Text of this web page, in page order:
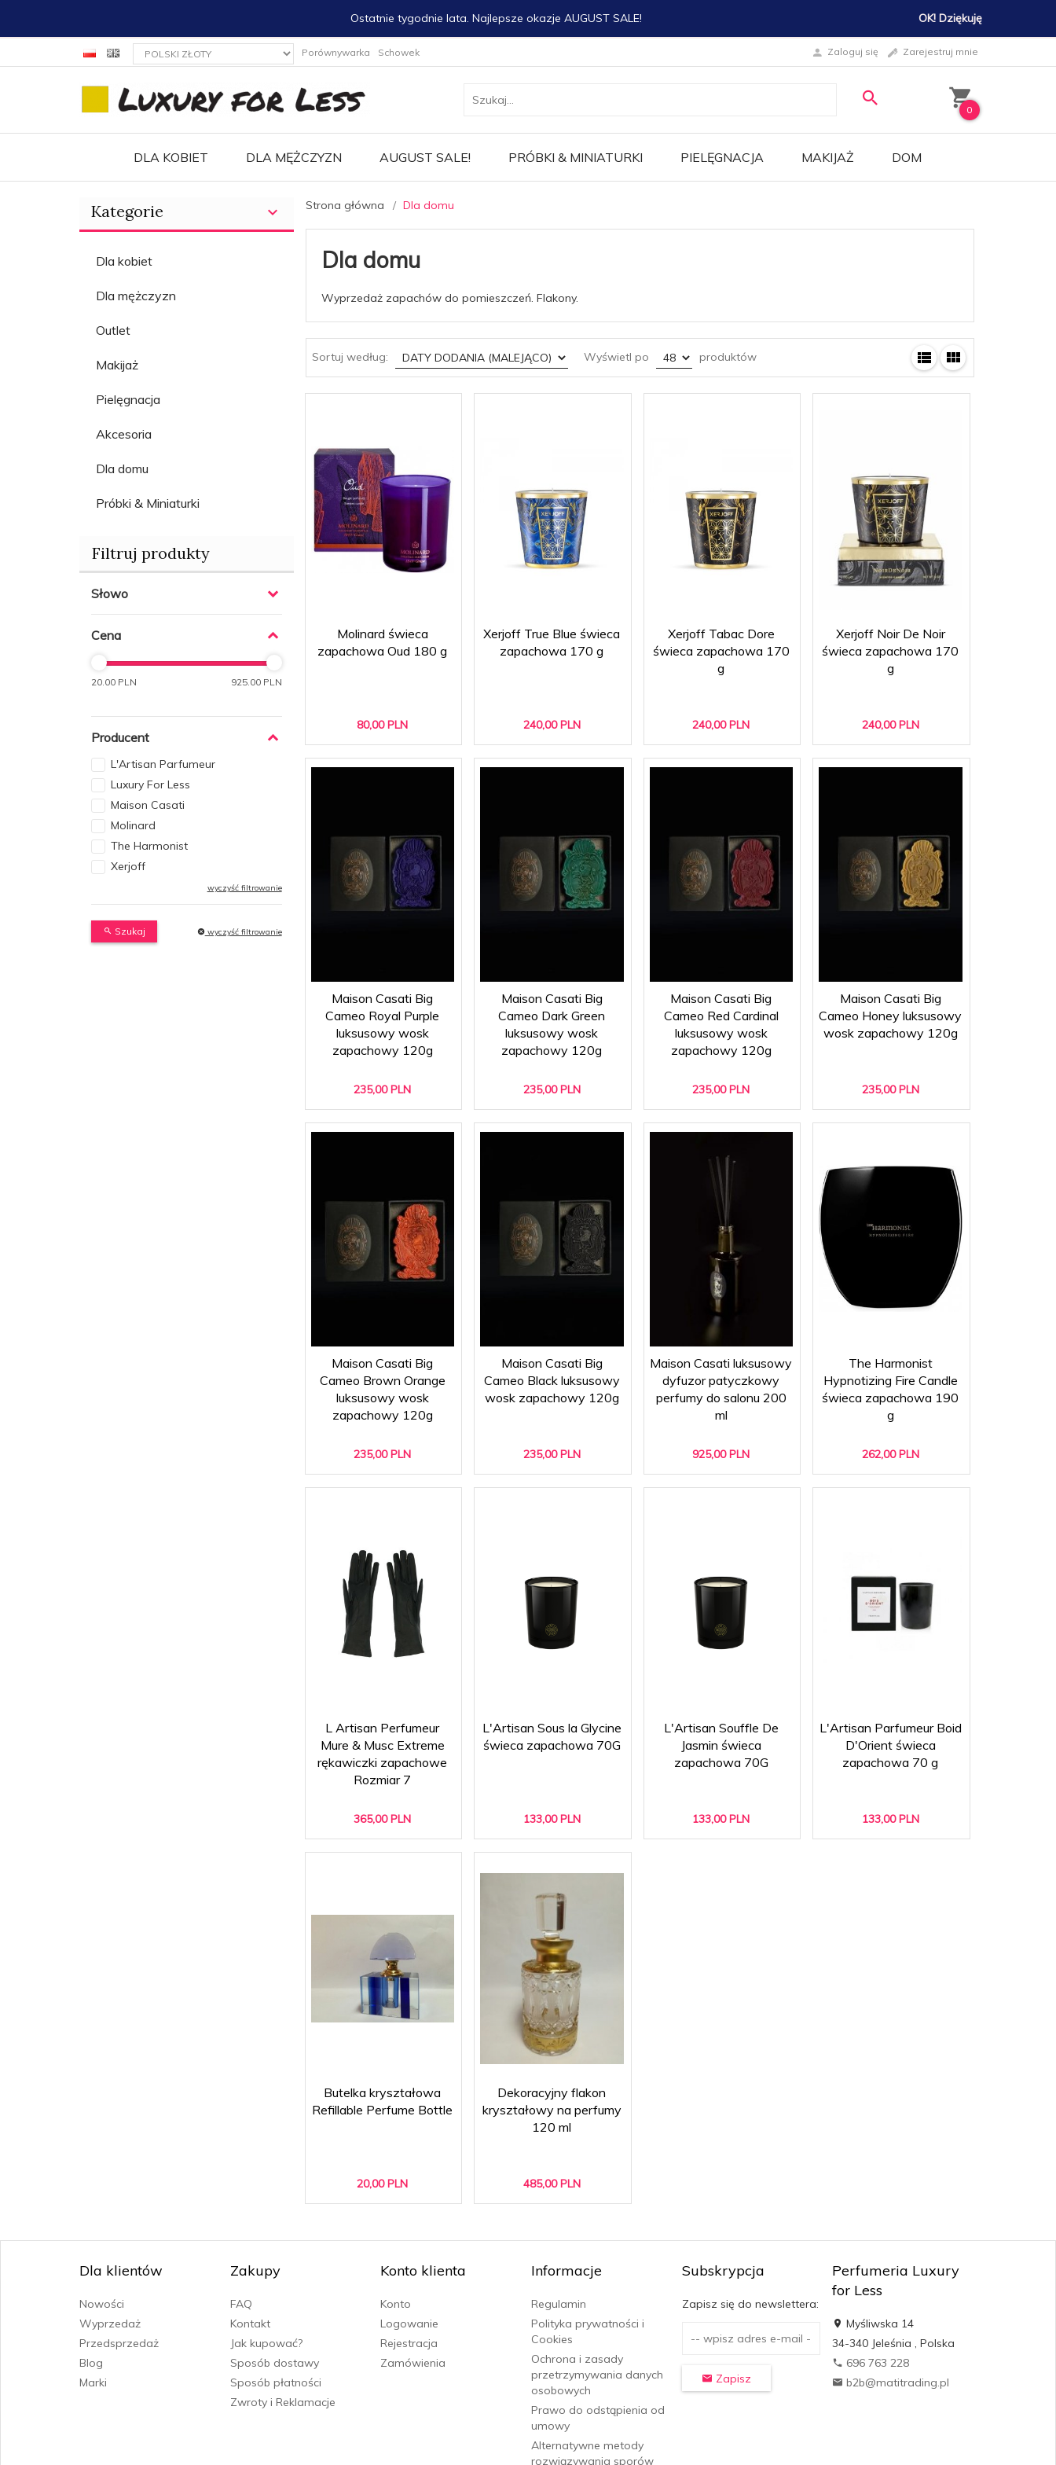
Ostatnie tygodnie lata. Najlepsze okazje AUGUST SALE! OK! Dziękuję
currency_h Porównywarka Schowek Zaloguj się Zarejestruj mnie
0
DLA KOBIET DLA MĘŻCZYZN AUGUST SALE! PRÓBKI & MINIATURKI PIELĘGNACJA MAKIJAŻ DOM
Kategorie
Dla kobiet
Dla mężczyzn
Outlet
Makijaż
Pielęgnacja
Akcesoria
Dla domu
Próbki & Miniaturki
Filtruj produkty
Słowo
Cena
20.00 PLN 925.00 PLN
Producent
L'Artisan Parfumeur
Luxury For Less
Maison Casati
Molinard
The Harmonist
Xerjoff
wyczyść filtrowanie
Szukaj wyczyść filtrowanie
Strona główna Dla domu
Dla domu
Wyprzedaż zapachów do pomieszczeń. Flakony.
Sortuj według: sort Wyświetl po pop produktów
Molinard świeca
zapachowa Oud 180 g
80,00 PLN
Xerjoff True Blue świeca
zapachowa 170 g
240,00 PLN
Xerjoff Tabac Dore
świeca zapachowa 170
g
240,00 PLN
Xerjoff Noir De Noir
świeca zapachowa 170
g
240,00 PLN
Maison Casati Big
Cameo Royal Purple
luksusowy wosk
zapachowy 120g
235,00 PLN
Maison Casati Big
Cameo Dark Green
luksusowy wosk
zapachowy 120g
235,00 PLN
Maison Casati Big
Cameo Red Cardinal
luksusowy wosk
zapachowy 120g
235,00 PLN
Maison Casati Big
Cameo Honey luksusowy
wosk zapachowy 120g
235,00 PLN
Maison Casati Big
Cameo Brown Orange
luksusowy wosk
zapachowy 120g
235,00 PLN
Maison Casati Big
Cameo Black luksusowy
wosk zapachowy 120g
235,00 PLN
Maison Casati luksusowy
dyfuzor patyczkowy
perfumy do salonu 200
ml
925,00 PLN
The Harmonist
Hypnotizing Fire Candle
świeca zapachowa 190
g
262,00 PLN
L Artisan Perfumeur
Mure & Musc Extreme
rękawiczki zapachowe
Rozmiar 7
365,00 PLN
L'Artisan Sous la Glycine
świeca zapachowa 70G
133,00 PLN
L'Artisan Souffle De
Jasmin świeca
zapachowa 70G
133,00 PLN
L'Artisan Parfumeur Boid
D'Orient świeca
zapachowa 70 g
133,00 PLN
Butelka kryształowa
Refillable Perfume Bottle
20,00 PLN
Dekoracyjny flakon
kryształowy na perfumy
120 ml
485,00 PLN
Dla klientów
Nowości
Wyprzedaż
Przedsprzedaż
Blog
Marki
Zakupy
FAQ
Kontakt
Jak kupować?
Sposób dostawy
Sposób płatności
Zwroty i Reklamacje
Konto klienta
Konto
Logowanie
Rejestracja
Zamówienia
Informacje
Regulamin
Polityka prywatności i
Cookies
Ochrona i zasady
przetrzymywania danych
osobowych
Prawo do odstąpienia od
umowy
Alternatywne metody
rozwiązywania sporów
Subskrypcja
Zapisz się do newslettera:
Zapisz
Perfumeria Luxury
for Less
Myśliwska 14
34-340 Jeleśnia,Polska
696 763 228
b2b@matitrading.pl